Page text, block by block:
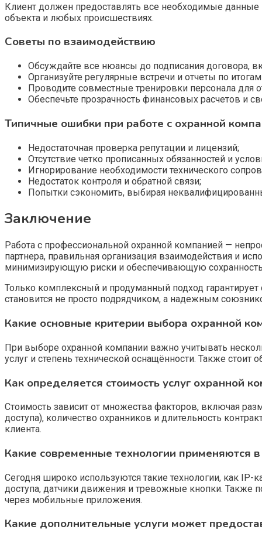
Клиент должен предоставлять все необходимые данные
объекта и любых происшествиях.
Советы по взаимодействию
Обсуждайте все нюансы до подписания договора,
Организуйте регулярные встречи и отчеты по
Проводите совместные тренировки персонала для
Обеспечьте прозрачность финансовых расчетов и
Типичные ошибки при работе с охранной
Недостаточная проверка репутации и лицензий;
Отсутствие четко прописанных обязанностей и
Игнорирование необходимости технического
Недостаток контроля и обратной связи;
Попытки сэкономить, выбирая
Заключение
Работа с профессиональной охранной компанией —
партнера, правильная организация взаимодействия и
минимизирующую риски и обеспечивающую
Только комплексный и продуманный подход
становится не просто подрядчиком, а надежным
Какие основные критерии выбора охранной
При выборе охранной компании важно учитывать
услуг и степень технической оснащённости. Также
Как определяется стоимость услуг охранной
Стоимость зависит от множества факторов, включая
доступа), количество охранников и длительность
клиента.
Какие современные технологии применяются
Сегодня широко используются такие технологии, как
доступа, датчики движения и тревожные кнопки.
через мобильные приложения.
Какие дополнительные услуги может